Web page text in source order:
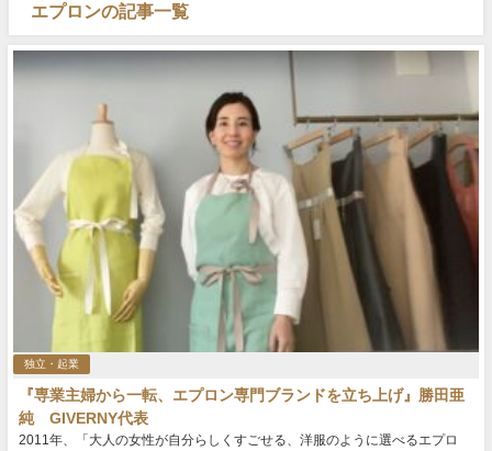
エプロンの記事一覧
独立・起業
『専業主婦から一転、エプロン専門ブランドを立ち上げ』勝田亜
純 GIVERNY代表
2011年、「大人の女性が自分らしくすごせる、洋服のように選べるエプロ